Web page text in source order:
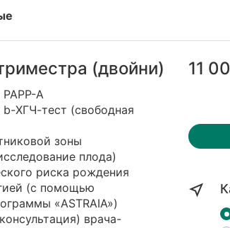
(двойни)
A
ХГЧ-тест (свободная
зоны
плода)
риска рождения
(с помощью
«ASTRAIA»)
врача-
11